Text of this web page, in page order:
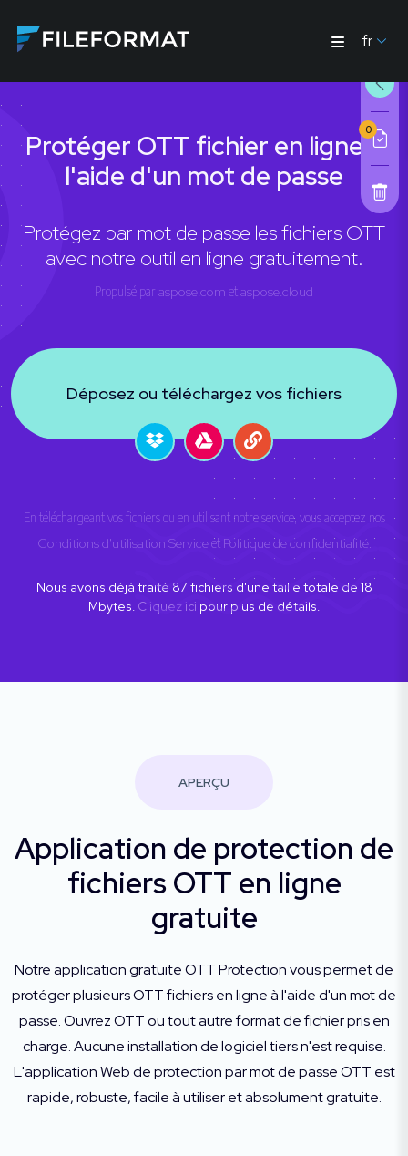
fr
0
Protéger OTT fichier en ligne à
l'aide d'un mot de passe
Protégez par mot de passe les fichiers OTT
avec notre outil en ligne gratuitement.
Propulsé par aspose.com etaspose.cloud
Déposez ou téléchargez vos fichiers
En téléchargeant vos fichiers ou en utilisant notre service, vous acceptez nos
Conditions d'utilisation Serviceet Politique de confidentialité.
Nous avons déjà traité 87 fichiers d'une taille totale de 18
Mbytes. Cliquez ici pour plus de détails.
APERÇU
Application de protection de
fichiers OTT en ligne
gratuite
Notre application gratuite OTT Protection vous permet de
protéger plusieurs OTT fichiers en ligne à l'aide d'un mot de
passe. Ouvrez OTT ou tout autre format de fichier pris en
charge. Aucune installation de logiciel tiers n'est requise.
L'application Web de protection par mot de passe OTT est
rapide, robuste, facile à utiliser et absolument gratuite.